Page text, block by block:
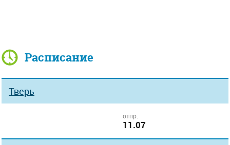
Расписание
Тверь
отпр.
11.07